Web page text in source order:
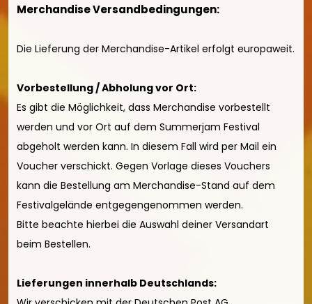
Merchandise Versandbedingungen:
Die Lieferung der Merchandise-Artikel erfolgt europaweit.
Vorbestellung / Abholung vor Ort:
Es gibt die Möglichkeit, dass Merchandise vorbestellt
werden und vor Ort auf dem Summerjam Festival
abgeholt werden kann. In diesem Fall wird per Mail ein
Voucher verschickt. Gegen Vorlage dieses Vouchers
kann die Bestellung am Merchandise-Stand auf dem
Festivalgelände entgegengenommen werden.
Bitte beachte hierbei die Auswahl deiner Versandart
beim Bestellen.
Lieferungen innerhalb Deutschlands: